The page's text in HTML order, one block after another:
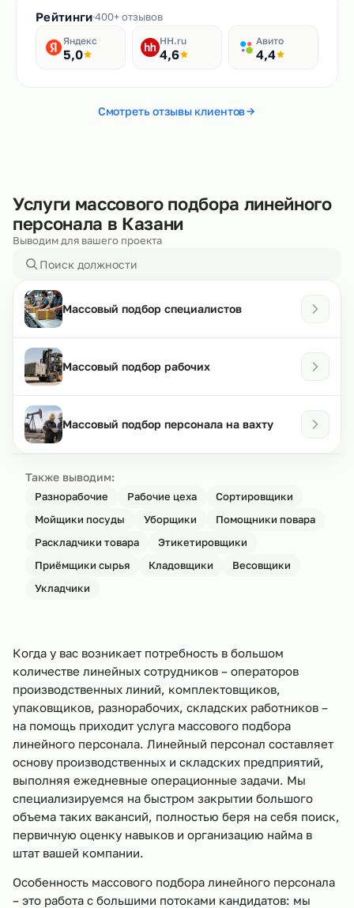
Рейтинги400+ отзывов
Яндекс
5,0
HH.ru
4,6
Авито
4,4
Смотреть отзывы клиентов
Услуги массового подбора линейного
персонала в Казани
Выводим для вашего проекта
Массовый подбор специалистов
Массовый подбор рабочих
Массовый подбор персонала на вахту
Также выводим:
Разнорабочие Рабочие цеха
Сортировщики
Мойщики посуды
Уборщики
Помощники повара
Раскладчики товара
Этикетировщики
Приёмщики сырья
Кладовщики
Весовщики
Укладчики
Когда у вас возникает потребность в большом
количестве линейных сотрудников – операторов
производственных линий, комплектовщиков,
упаковщиков, разнорабочих, складских работников –
на помощь приходит услуга массового подбора
линейного персонала. Линейный персонал составляет
основу производственных и складских предприятий,
выполняя ежедневные операционные задачи. Мы
специализируемся на быстром закрытии большого
объема таких вакансий, полностью беря на себя поиск,
первичную оценку навыков и организацию найма в
штат вашей компании.
Особенность массового подбора линейного персонала
– это работа с большими потоками кандидатов: мы